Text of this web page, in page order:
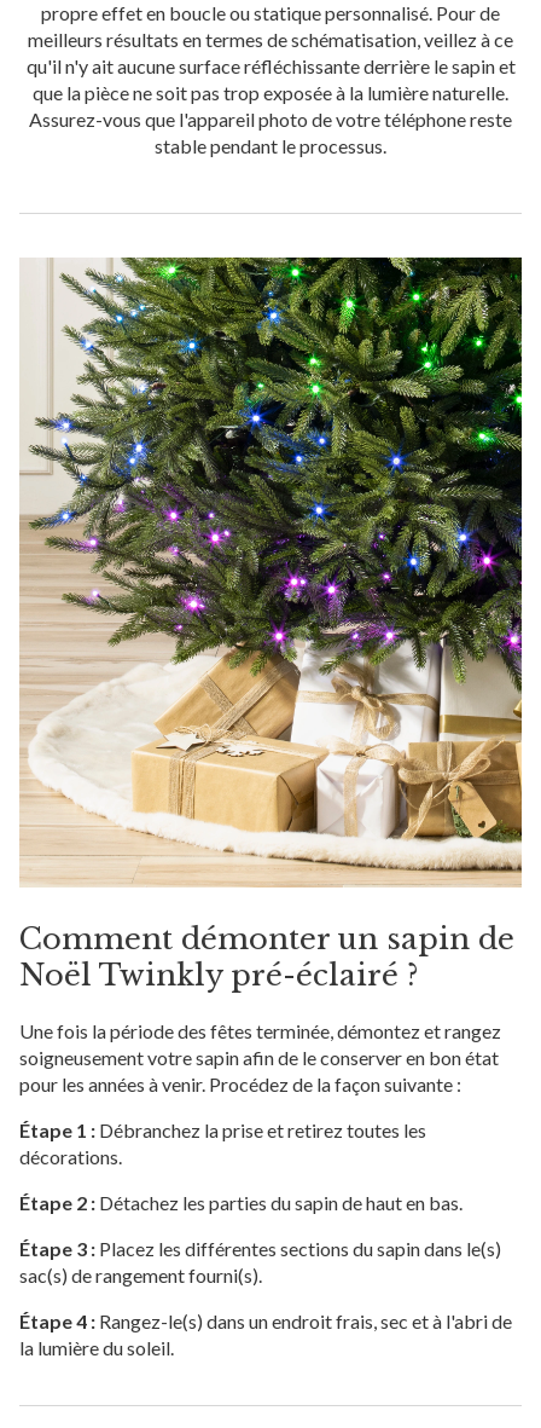
propre effet en boucle ou statique personnalisé. Pour de
meilleurs résultats en termes de schématisation, veillez à ce
qu'il n'y ait aucune surface réfléchissante derrière le sapin et
que la pièce ne soit pas trop exposée à la lumière naturelle.
Assurez-vous que l'appareil photo de votre téléphone reste
stable pendant le processus.
Comment démonter un sapin de
Noël Twinkly pré-éclairé ?
Une fois la période des fêtes terminée, démontez et rangez
soigneusement votre sapin afin de le conserver en bon état
pour les années à venir. Procédez de la façon suivante :
Étape 1 : Débranchez la prise et retirez toutes les
décorations.
Étape 2 : Détachez les parties du sapin de haut en bas.
Étape 3 : Placez les différentes sections du sapin dans le(s)
sac(s) de rangement fourni(s).
Étape 4 : Rangez-le(s) dans un endroit frais, sec et à l'abri de
la lumière du soleil.